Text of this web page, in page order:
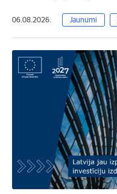
06.08.2026. Jaunumi